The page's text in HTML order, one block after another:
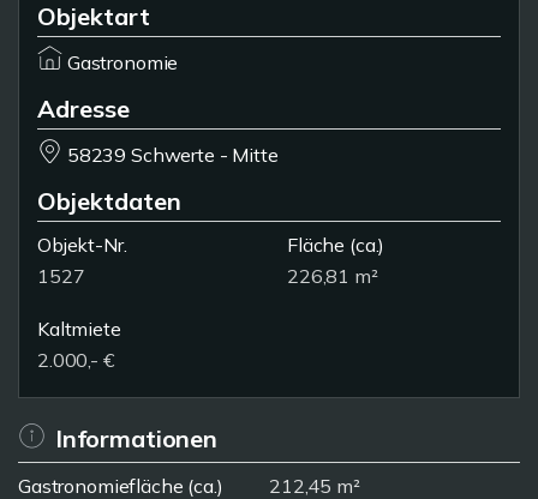
Objektart
Gastronomie
Adresse
58239 Schwerte - Mitte
Objektdaten
Objekt-Nr.
1527
Fläche (ca.)
226,81 m²
Kaltmiete
2.000,- €
Informationen
Gastronomiefläche (ca.)
212,45 m²